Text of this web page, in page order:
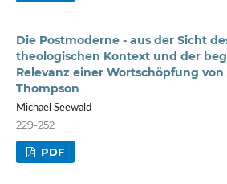
Die Postmoderne - aus der Sicht
theologischen Kontext und der
Relevanz einer Wortschöpfung
Thompson
Michael Seewald
229-252
PDF